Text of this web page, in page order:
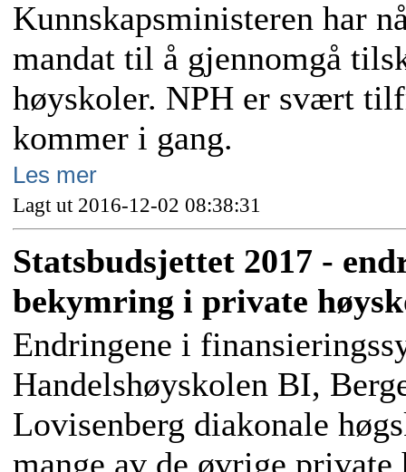
Kunnskapsministeren har
mandat til å gjennomgå
høyskoler. NPH er svært
kommer i gang.
Les mer
Lagt ut 2016-12-02 08:38:31
Statsbudsjettet 2017 -
bekymring i private
Endringene i
Handelshøyskolen BI,
Lovisenberg diakonale
mange av de øvrige